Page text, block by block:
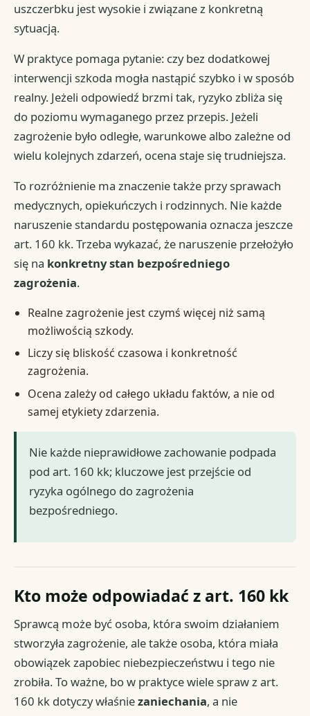
uszczerbku jest wysokie i związane z konkretną
sytuacją.
W praktyce pomaga pytanie: czy bez dodatkowej
interwencji szkoda mogła nastąpić szybko i w sposób
realny. Jeżeli odpowiedź brzmi tak, ryzyko zbliża się
do poziomu wymaganego przez przepis. Jeżeli
zagrożenie było odległe, warunkowe albo zależne od
wielu kolejnych zdarzeń, ocena staje się trudniejsza.
To rozróżnienie ma znaczenie także przy sprawach
medycznych, opiekuńczych i rodzinnych. Nie każde
naruszenie standardu postępowania oznacza jeszcze
art. 160 kk. Trzeba wykazać, że naruszenie przełożyło
się na konkretny stan bezpośredniego
zagrożenia.
Realne zagrożenie jest czymś więcej niż samą
możliwością szkody.
Liczy się bliskość czasowa i konkretność
zagrożenia.
Ocena zależy od całego układu faktów, a nie od
samej etykiety zdarzenia.
Nie każde nieprawidłowe zachowanie podpada
pod art. 160 kk; kluczowe jest przejście od
ryzyka ogólnego do zagrożenia
bezpośredniego.
Kto może odpowiadać z art. 160 kk
Sprawcą może być osoba, która swoim działaniem
stworzyła zagrożenie, ale także osoba, która miała
obowiązek zapobiec niebezpieczeństwu i tego nie
zrobiła. To ważne, bo w praktyce wiele spraw z art.
160 kk dotyczy właśniezaniechania, a nie